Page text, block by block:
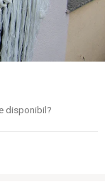
disponibil?